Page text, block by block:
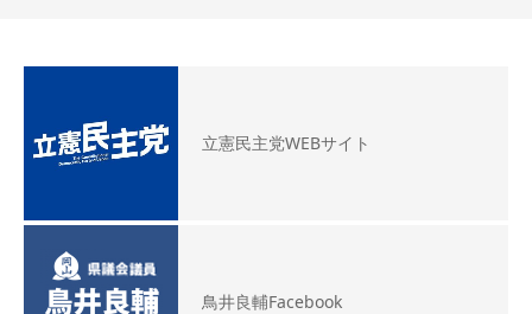
立憲民主党WEBサイト
鳥井良輔Facebook